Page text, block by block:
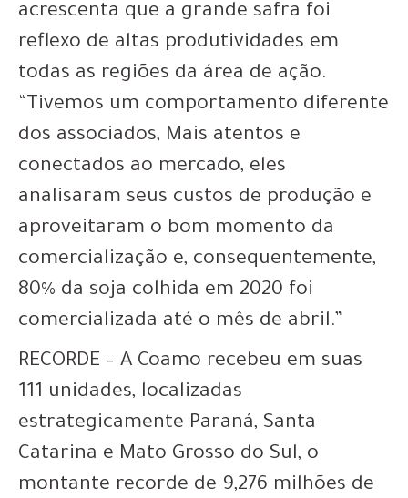
acrescenta que a grande safra foi
reflexo de altas produtividades em
todas as regiões da área de ação.
“Tivemos um comportamento diferente
dos associados, Mais atentos e
conectados ao mercado, eles
analisaram seus custos de produção e
aproveitaram o bom momento da
comercialização e, consequentemente,
80% da soja colhida em 2020 foi
comercializada até o mês de abril.”
RECORDE – A Coamo recebeu em suas
111 unidades, localizadas
estrategicamente Paraná, Santa
Catarina e Mato Grosso do Sul, o
montante recorde de 9,276 milhões de